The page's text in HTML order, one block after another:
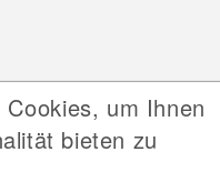
Web
um Ihnen
bieten zu